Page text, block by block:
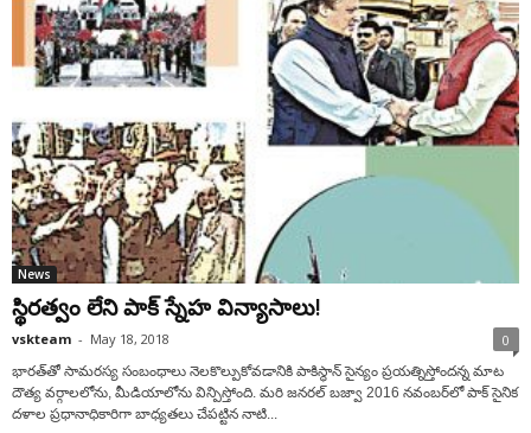
News
స్థిరత్వం లేని పాక్‌ స్నేహ విన్యాసాలు!
vskteam - May 18, 2018 0
భారత్‌తో సామరస్య సంబంధాలు నెలకొల్పుకోవడానికి పాకిస్థాన్‌ సైన్యం ప్రయత్నిస్తోందన్న మాట
దౌత్య వర్గాలలోను, మీడియాలోను విన్పిస్తోంది. మరి జనరల్‌ బజ్వా 2016 నవంబర్‌లో పాక్‌ సైనిక
దళాల ప్రధానాధికారిగా బాధ్యతలు చేపట్టిన నాటి...